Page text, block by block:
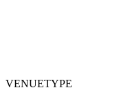
VENUETYPE